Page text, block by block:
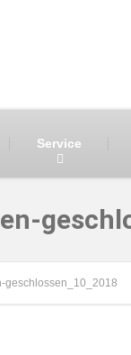
Service
geschlossen_10_2018